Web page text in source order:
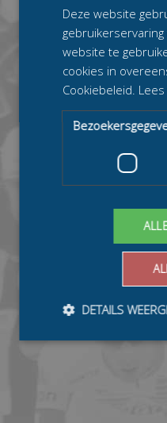
Deze website
website te
cookies in
Cookiebeleid.
DETAILS